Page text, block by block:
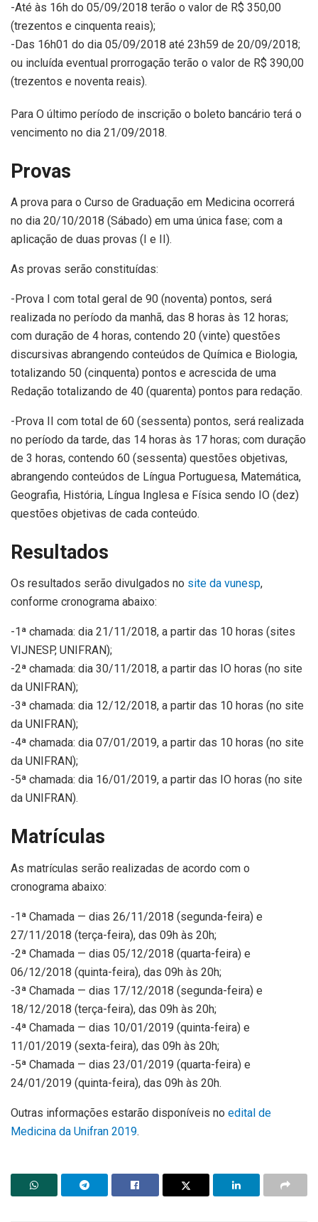
-Até às 16h do 05/09/2018 terão o valor de R$ 350,00
(trezentos e cinquenta reais);
-Das 16h01 do dia 05/09/2018 até 23h59 de 20/09/2018;
ou incluída eventual prorrogação terão o valor de R$ 390,00
(trezentos e noventa reais).
Para O último período de inscrição o boleto bancário terá o
vencimento no dia 21/09/2018.
Provas
A prova para o Curso de Graduação em Medicina ocorrerá
no dia 20/10/2018 (Sábado) em uma única fase; com a
aplicação de duas provas (I e II).
As provas serão constituídas:
-Prova I com total geral de 90 (noventa) pontos, será
realizada no período da manhã, das 8 horas às 12 horas;
com duração de 4 horas, contendo 20 (vinte) questões
discursivas abrangendo conteúdos de Química e Biologia,
totalizando 50 (cinquenta) pontos e acrescida de uma
Redação totalizando de 40 (quarenta) pontos para redação.
-Prova II com total de 60 (sessenta) pontos, será realizada
no período da tarde, das 14 horas às 17 horas; com duração
de 3 horas, contendo 60 (sessenta) questões objetivas,
abrangendo conteúdos de Língua Portuguesa, Matemática,
Geografia, História, Língua Inglesa e Física sendo IO (dez)
questões objetivas de cada conteúdo.
Resultados
Os resultados serão divulgados no site da vunesp,
conforme cronograma abaixo:
-1ª chamada: dia 21/11/2018, a partir das 10 horas (sites
VIJNESP, UNIFRAN);
-2ª chamada: dia 30/11/2018, a partir das IO horas (no site
da UNIFRAN);
-3ª chamada: dia 12/12/2018, a partir das 10 horas (no site
da UNIFRAN);
-4ª chamada: dia 07/01/2019, a partir das 10 horas (no site
da UNIFRAN);
-5ª chamada: dia 16/01/2019, a partir das IO horas (no site
da UNIFRAN).
Matrículas
As matrículas serão realizadas de acordo com o
cronograma abaixo:
-1ª Chamada — dias 26/11/2018 (segunda-feira) e
27/11/2018 (terça-feira), das 09h às 20h;
-2ª Chamada — dias 05/12/2018 (quarta-feira) e
06/12/2018 (quinta-feira), das 09h às 20h;
-3ª Chamada — dias 17/12/2018 (segunda-feira) e
18/12/2018 (terça-feira), das 09h às 20h;
-4ª Chamada — dias 10/01/2019 (quinta-feira) e
11/01/2019 (sexta-feira), das 09h às 20h;
-5ª Chamada — dias 23/01/2019 (quarta-feira) e
24/01/2019 (quinta-feira), das 09h às 20h.
Outras informações estarão disponíveis no edital de
Medicina da Unifran 2019.